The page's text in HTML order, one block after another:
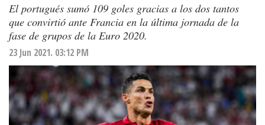
El portugués sumó 109 goles gracias a los dos tantos
que convirtió ante Francia en la última jornada de la
fase de grupos de la Euro 2020.
23 Jun 2021. 03:12 PM